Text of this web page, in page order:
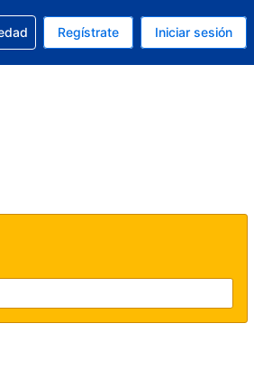
Peso mexicano
Tu idioma actual es Español (México)
la reservación
Regístrate Iniciar sesión